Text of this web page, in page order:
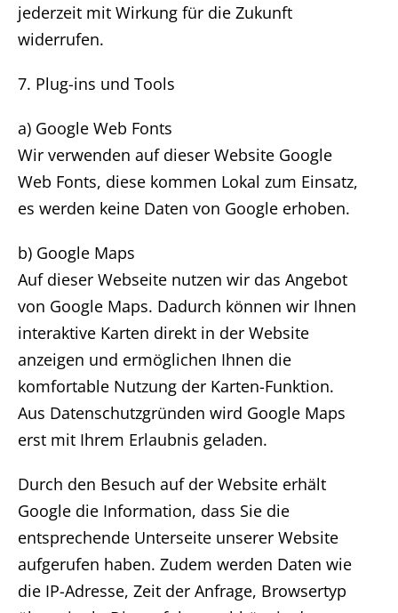
jederzeit mit Wirkung für die Zukunft
widerrufen.
7. Plug-ins und Tools
a) Google Web Fonts
Wir verwenden auf dieser Website Google
Web Fonts, diese kommen Lokal zum Einsatz,
es werden keine Daten von Google erhoben.
b) Google Maps
Auf dieser Webseite nutzen wir das Angebot
von Google Maps. Dadurch können wir Ihnen
interaktive Karten direkt in der Website
anzeigen und ermöglichen Ihnen die
komfortable Nutzung der Karten-Funktion.
Aus Datenschutzgründen wird Google Maps
erst mit Ihrem Erlaubnis geladen.
Durch den Besuch auf der Website erhält
Google die Information, dass Sie die
entsprechende Unterseite unserer Website
aufgerufen haben. Zudem werden Daten wie
die IP-Adresse, Zeit der Anfrage, Browsertyp